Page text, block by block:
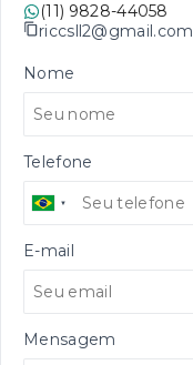
(11) 9828-44058
riccsll2@gmail.com
Nome
Telefone
E-mail
Mensagem